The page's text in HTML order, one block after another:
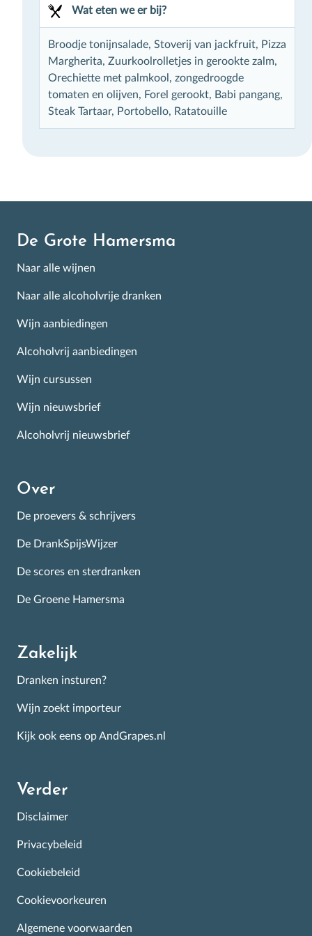
Wat eten we er bij?
Broodje tonijnsalade, Stoverij van jackfruit, Pizza
Margherita, Zuurkoolrolletjes in gerookte zalm,
Orechiette met palmkool, zongedroogde
tomaten en olijven, Forel gerookt, Babi pangang,
Steak Tartaar, Portobello, Ratatouille
De Grote Hamersma
Naar alle wijnen
Naar alle alcoholvrije dranken
Wijn aanbiedingen
Alcoholvrij aanbiedingen
Wijn cursussen
Wijn nieuwsbrief
Alcoholvrij nieuwsbrief
Over
De proevers & schrijvers
De DrankSpijsWijzer
De scores en sterdranken
De Groene Hamersma
Zakelijk
Dranken insturen?
Wijn zoekt importeur
Kijk ook eens op AndGrapes.nl
Verder
Disclaimer
Privacybeleid
Cookiebeleid
Cookievoorkeuren
Algemene voorwaarden
Inschrijven